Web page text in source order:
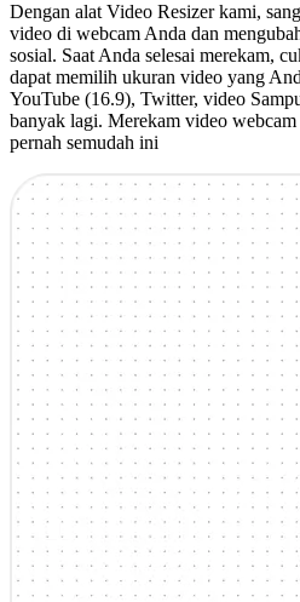
Dengan alat Video Resizer kami,
video di webcam Anda dan
sosial. Saat Anda selesai merekam,
dapat memilih ukuran video yang
YouTube (16.9), Twitter, video
banyak lagi. Merekam video
pernah semudah ini